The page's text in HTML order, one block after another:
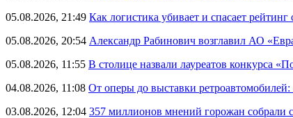
05.08.2026, 21:49 Как логистика убивает и спасает
05.08.2026, 20:54 Александр Рабинович возглавил АО
05.08.2026, 11:55 В столице назвали лауреатов конкурса
04.08.2026, 11:08 От оперы до выставки
03.08.2026, 12:04 357 миллионов мнений горожан